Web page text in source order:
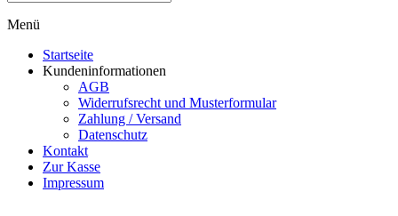
Menü
Startseite
Kundeninformationen
AGB
Widerrufsrecht und Musterformular
Zahlung / Versand
Datenschutz
Kontakt
Zur Kasse
Impressum